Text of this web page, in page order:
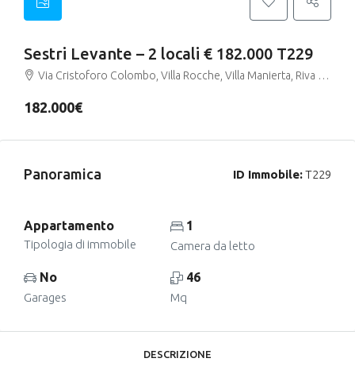
Sestri Levante – 2 locali € 182.000 T229
Via Cristoforo Colombo, Villa Rocche, Villa Manierta, Riva Trigoso, Sestri Levante, Genova, Liguria, 16039, Italia
182.000€
Panoramica ID Immobile:T229
Appartamento
Tipologia di immobile
1
Camera da letto
No
Garages
46
Mq
DESCRIZIONE